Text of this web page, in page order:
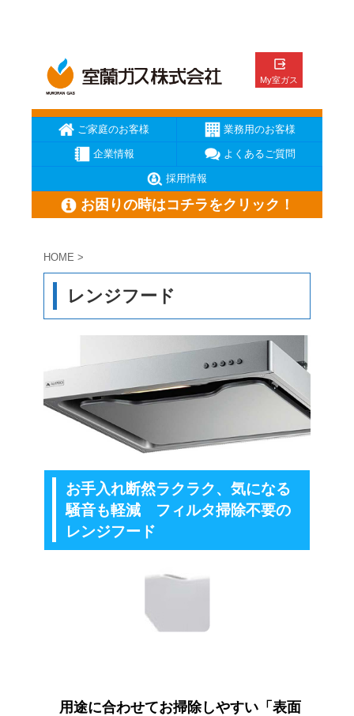
ご家庭のお客様 業務用のお客様
企業情報 よくあるご質問
採用情報
お困りの時はコチラをクリック！
ガス臭いと思ったら
メーターの復帰方法
HOME >
レンジフード
お手入れ断然ラクラク、気になる
騒音も軽減 フィルタ掃除不要の
レンジフード
用途に合わせてお掃除しやすい「表面